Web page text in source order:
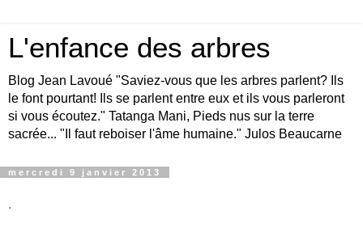
L'enfance des arbres
Blog Jean Lavoué "Saviez-vous que les arbres parlent? Ils
le font pourtant! Ils se parlent entre eux et ils vous parleront
si vous écoutez." Tatanga Mani, Pieds nus sur la terre
sacrée... "Il faut reboiser l'âme humaine." Julos Beaucarne
mercredi 9 janvier 2013
.